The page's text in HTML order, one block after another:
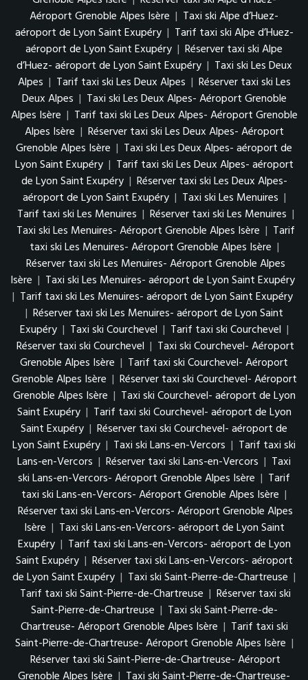
Aéroport Grenoble Alpes Isère | Taxi ski Alpe d’Huez-
aéroport de Lyon Saint Exupéry | Tarif taxi ski Alpe d’Huez-
aéroport de Lyon Saint Exupéry | Réserver taxi ski Alpe
d’Huez- aéroport de Lyon Saint Exupéry | Taxi ski Les Deux
Alpes | Tarif taxi ski Les Deux Alpes | Réserver taxi ski Les
Deux Alpes | Taxi ski Les Deux Alpes- Aéroport Grenoble
Alpes Isère | Tarif taxi ski Les Deux Alpes- Aéroport Grenoble
Alpes Isère | Réserver taxi ski Les Deux Alpes- Aéroport
Grenoble Alpes Isère | Taxi ski Les Deux Alpes- aéroport de
Lyon Saint Exupéry | Tarif taxi ski Les Deux Alpes- aéroport
de Lyon Saint Exupéry | Réserver taxi ski Les Deux Alpes-
aéroport de Lyon Saint Exupéry | Taxi ski Les Menuires |
Tarif taxi ski Les Menuires | Réserver taxi ski Les Menuires |
Taxi ski Les Menuires- Aéroport Grenoble Alpes Isère | Tarif
taxi ski Les Menuires- Aéroport Grenoble Alpes Isère |
Réserver taxi ski Les Menuires- Aéroport Grenoble Alpes
Isère | Taxi ski Les Menuires- aéroport de Lyon Saint Exupéry
| Tarif taxi ski Les Menuires- aéroport de Lyon Saint Exupéry
| Réserver taxi ski Les Menuires- aéroport de Lyon Saint
Exupéry | Taxi ski Courchevel | Tarif taxi ski Courchevel |
Réserver taxi ski Courchevel | Taxi ski Courchevel- Aéroport
Grenoble Alpes Isère | Tarif taxi ski Courchevel- Aéroport
Grenoble Alpes Isère | Réserver taxi ski Courchevel- Aéroport
Grenoble Alpes Isère | Taxi ski Courchevel- aéroport de Lyon
Saint Exupéry | Tarif taxi ski Courchevel- aéroport de Lyon
Saint Exupéry | Réserver taxi ski Courchevel- aéroport de
Lyon Saint Exupéry | Taxi ski Lans-en-Vercors | Tarif taxi ski
Lans-en-Vercors | Réserver taxi ski Lans-en-Vercors | Taxi
ski Lans-en-Vercors- Aéroport Grenoble Alpes Isère | Tarif
taxi ski Lans-en-Vercors- Aéroport Grenoble Alpes Isère |
Réserver taxi ski Lans-en-Vercors- Aéroport Grenoble Alpes
Isère | Taxi ski Lans-en-Vercors- aéroport de Lyon Saint
Exupéry | Tarif taxi ski Lans-en-Vercors- aéroport de Lyon
Saint Exupéry | Réserver taxi ski Lans-en-Vercors- aéroport
de Lyon Saint Exupéry | Taxi ski Saint-Pierre-de-Chartreuse |
Tarif taxi ski Saint-Pierre-de-Chartreuse | Réserver taxi ski
Saint-Pierre-de-Chartreuse | Taxi ski Saint-Pierre-de-
Chartreuse- Aéroport Grenoble Alpes Isère | Tarif taxi ski
Saint-Pierre-de-Chartreuse- Aéroport Grenoble Alpes Isère |
Réserver taxi ski Saint-Pierre-de-Chartreuse- Aéroport